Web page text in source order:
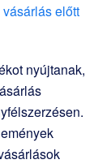
előtt
nyújtanak,